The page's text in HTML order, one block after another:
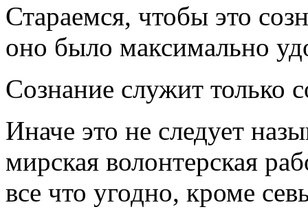
Стараемся, чтобы это
оно было максимально
Сознание служит только
Иначе это не следует
мирская волонтерская
все что угодно, кроме